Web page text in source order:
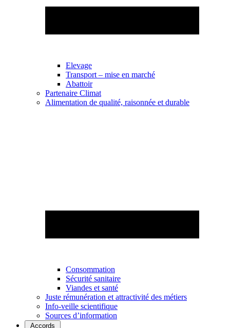
Elevage
Transport – mise en marché
Abattoir
Partenaire Climat
Alimentation de qualité, raisonnée et durable
Consommation
Sécurité sanitaire
Viandes et santé
Juste rémunération et attractivité des métiers
Info-veille scientifique
Sources d’information
Accords